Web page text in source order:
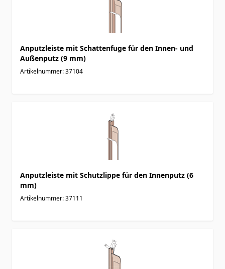
Anputzleiste mit Schattenfuge für den Innen- und
Außenputz (9 mm)
Artikelnummer: 37104
Anputzleiste mit Schutzlippe für den Innenputz (6
mm)
Artikelnummer: 37111